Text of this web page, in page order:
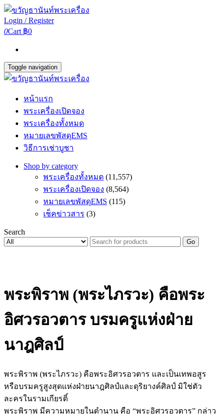
Login / Register
0Cart ฿0
Toggle navigation
หน้าแรก
พระเครื่องเปิดจอง
พระเครื่องทั้งหมด
หมายเลขพัสดุEMS
วิธีการเช่าบูชา
Shop by category
พระเครื่องทั้งหมด (11,557)
พระเครื่องเปิดจอง (8,564)
หมายเลขพัสดุEMS (115)
เช็คข่าวสาร (3)
Search
Go
พระพิราพ (พระไภรวะ) คือพระ
อิศวรอวตาร บรมครูแห่งฝ่าย
นาฎศิลป์
พระพิราพ (พระไภรวะ) คือพระอิศวรอวตาร และเป็นเทพอสูร
หรือบรมครูสูงสุดแห่งฝ่ายนาฎศิลป์และดุริยางค์ศิลป์ มิใช่ตัว
ละครในรามเกียรติ์
พระพิราพ มีความหมายในตำนาน คือ “พระอิศวรอวตาร” กล่าว